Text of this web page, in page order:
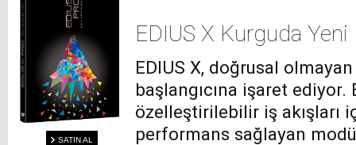
SATIN AL
EDIUS X Kurguda Yeni
EDIUS X, doğrusal
başlangıcına işaret ediyor.
özelleştirilebilir iş akışları
performans sağlayan